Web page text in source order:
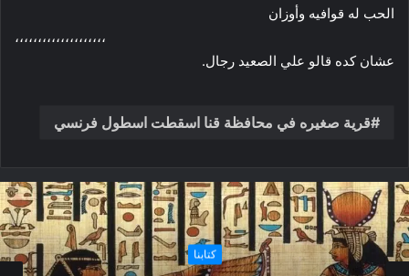
الحب له قوافيه وأوزان
،،،،،،،،،،،،،،،،،،،،
عشان كده قالو علي الصعيد رجال.
قرية صغيره في محافظة قنا اسقطت اسطول فرنسي
المزيد